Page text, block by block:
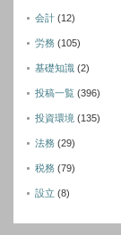
会計 (12)
労務 (105)
基礎知識 (2)
投稿一覧 (396)
投資環境 (135)
法務 (29)
税務 (79)
設立 (8)